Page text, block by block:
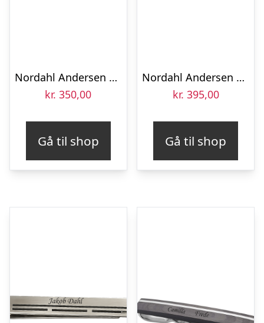
Nordahl Andersen Slipsenål Forgyldt rustfri stål 80 mm
kr. 350,00
Gå til shop
Nordahl Andersen Rustfri stål slipsenål IP Gold
kr. 395,00
Gå til shop